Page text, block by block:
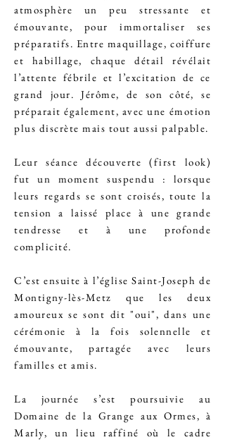
atmosphère un peu stressante et
émouvante, pour immortaliser ses
préparatifs. Entre maquillage, coiffure
et habillage, chaque détail révélait
l’attente fébrile et l’excitation de ce
grand jour. Jérôme, de son côté, se
préparait également, avec une émotion
plus discrète mais tout aussi palpable.
Leur séance découverte (first look)
fut un moment suspendu : lorsque
leurs regards se sont croisés, toute la
tension a laissé place à une grande
tendresse et à une profonde
complicité.
C’est ensuite à l’église Saint-Joseph de
Montigny-lès-Metz que les deux
amoureux se sont dit "oui", dans une
cérémonie à la fois solennelle et
émouvante, partagée avec leurs
familles et amis.
La journée s’est poursuivie au
Domaine de la Grange aux Ormes, à
Marly, un lieu raffiné où le cadre